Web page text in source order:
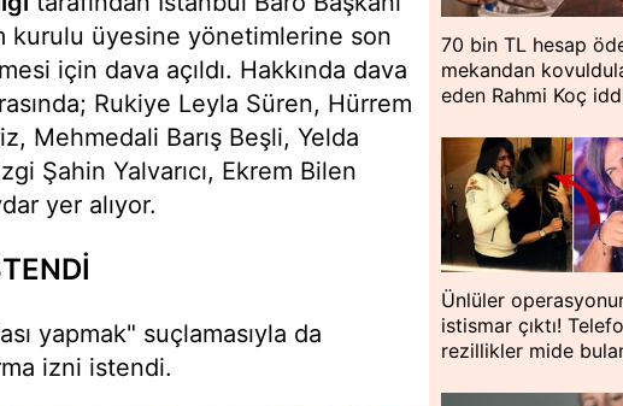
kurulu üyesine yönetimlerine son
için dava açıldı. Hakkında dava
Rukiye Leyla Süren, Hürrem
Mehmedali Barış Beşli, Yelda
Şahin Yalvarıcı, Ekrem Bilen
yer alıyor.
yapmak" suçlamasıyla da
izni istendi.
70 bin TL hesap
mekandan
eden Rahmi Koç
Ünlüler
istismar çıktı!
rezillikler mide